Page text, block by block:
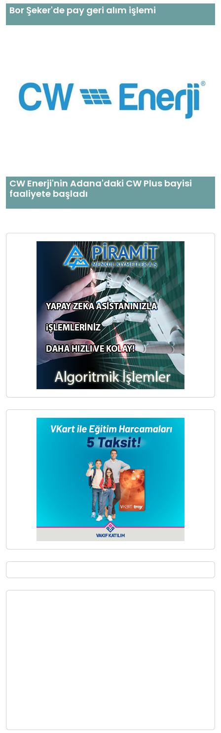
Bor Şeker'de pay geri alım işlemi
CW Enerji'nin Adana'daki CW Plus bayisi
faaliyete başladı